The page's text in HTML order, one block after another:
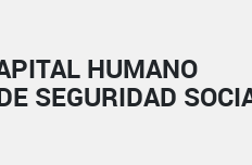
HUMANO
SEGURIDAD